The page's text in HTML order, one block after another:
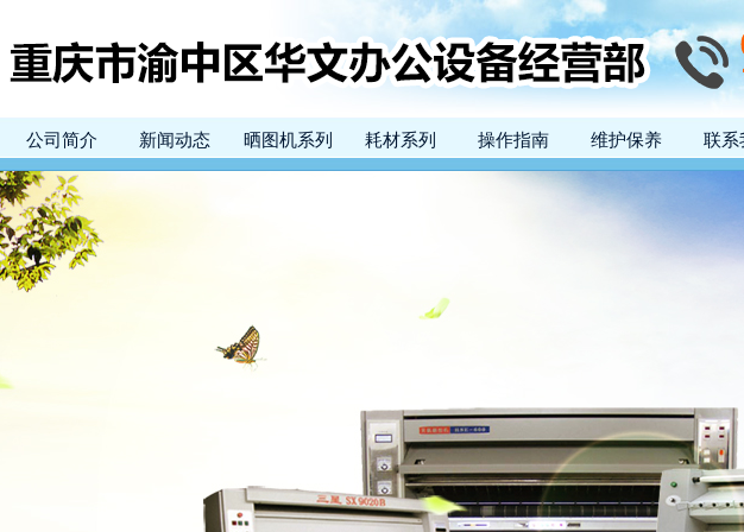
公司简介 新闻动态 晒图机系列 耗材系列 操作指南 维护保养 联系